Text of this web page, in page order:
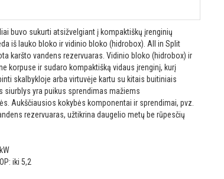
buvo sukurti atsižvelgiant į kompaktiškų įrenginių
iš lauko bloko ir vidinio bloko (hidrobox). All in Split
karšto vandens rezervuaras. Vidinio bloko (hidrobox) ir
korpuse ir sudaro kompaktišką vidaus įrenginį, kurį
skalbykloje arba virtuvėje kartu su kitais buitiniais
yra puikus sprendimas mažiems
Aukščiausios kokybės komponentai ir sprendimai, pvz.
rezervuaras, užtikrina daugelio metų be rūpesčių
iki 5,2